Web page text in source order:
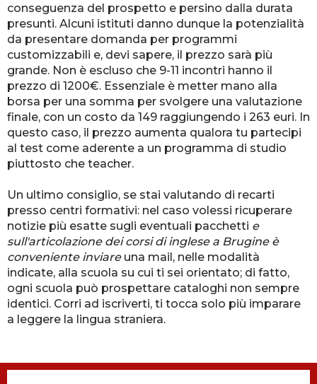
conseguenza del prospetto e persino dalla durata
presunti. Alcuni istituti danno dunque la potenzialità
da presentare domanda per programmi
customizzabili e, devi sapere, il prezzo sarà più
grande. Non è escluso che 9-11 incontri hanno il
prezzo di 1200€. Essenziale è metter mano alla
borsa per una somma per svolgere una valutazione
finale, con un costo da 149 raggiungendo i 263 euri. In
questo caso, il prezzo aumenta qualora tu partecipi
al test come aderente a un programma di studio
piuttosto che teacher.
Un ultimo consiglio, se stai valutando di recarti
presso centri formativi: nel caso volessi ricuperare
notizie più esatte sugli eventuali pacchetti e
sull'articolazione dei corsi di inglese a Brugine è
conveniente inviareuna mail, nelle modalità
indicate, alla scuola su cui ti sei orientato; di fatto,
ogni scuola può prospettare cataloghi non sempre
identici. Corri ad iscriverti, ti tocca solo più imparare
a leggere la lingua straniera.